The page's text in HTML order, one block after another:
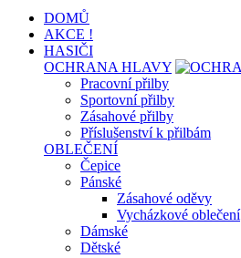
DOMŮ
AKCE !
HASIČI
OCHRANA HLAVY
Pracovní přilby
Sportovní přilby
Zásahové přilby
Příslušenství k přilbám
OBLEČENÍ
Čepice
Pánské
Zásahové oděvy
Vycházkové oblečení
Dámské
Dětské